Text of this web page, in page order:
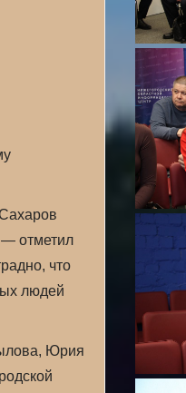
— отметил
что
людей
Юрия